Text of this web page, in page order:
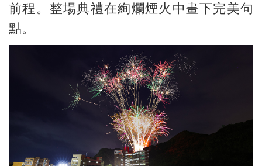
前程。整場典禮在絢爛煙火中畫下完美句
點。